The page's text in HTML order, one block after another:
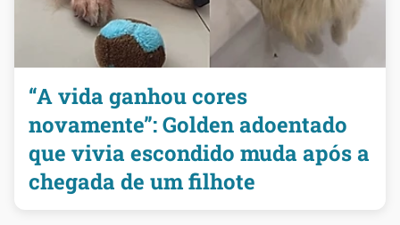
“A vida ganhou cores
novamente”: Golden adoentado
que vivia escondido muda após a
chegada de um filhote